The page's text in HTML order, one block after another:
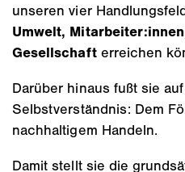
unseren vier
Umwelt,
Gesellschaft erreichen
Darüber hinaus fußt sie
Selbstverständnis: Dem
nachhaltigem Handeln.
Damit stellt sie die